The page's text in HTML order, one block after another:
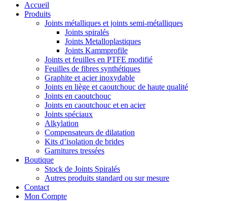
Accueil
Produits
Joints métalliques et joints semi-métalliques
Joints spiralés
Joints Metalloplastiques
Joints Kammprofile
Joints et feuilles en PTFE modifié
Feuilles de fibres synthétiques
Graphite et acier inoxydable
Joints en liège et caoutchouc de haute qualité
Joints en caoutchouc
Joints en caoutchouc et en acier
Joints spéciaux
Alkylation
Compensateurs de dilatation
Kits d’isolation de brides
Garnitures tressées
Boutique
Stock de Joints Spiralés
Autres produits standard ou sur mesure
Contact
Mon Compte